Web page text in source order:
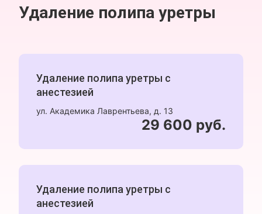
Удаление полипа уретры
Удаление полипа уретры с
анестезией
ул. Академика Лаврентьева, д. 13
29 600 руб.
Удаление полипа уретры с
анестезией